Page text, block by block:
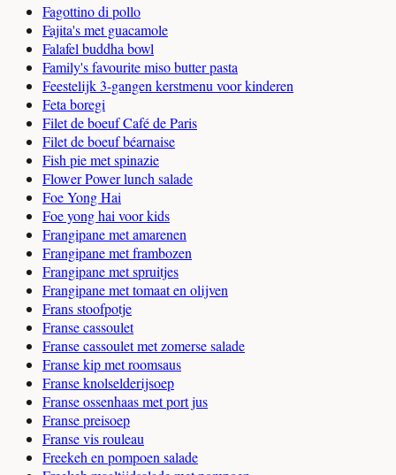
Fagottino di pollo
Fajita's met guacamole
Falafel buddha bowl
Family's favourite miso butter pasta
Feestelijk 3-gangen kerstmenu voor kinderen
Feta boregi
Filet de boeuf Café de Paris
Filet de boeuf béarnaise
Fish pie met spinazie
Flower Power lunch salade
Foe Yong Hai
Foe yong hai voor kids
Frangipane met amarenen
Frangipane met frambozen
Frangipane met spruitjes
Frangipane met tomaat en olijven
Frans stoofpotje
Franse cassoulet
Franse cassoulet met zomerse salade
Franse kip met roomsaus
Franse knolselderijsoep
Franse ossenhaas met port jus
Franse preisoep
Franse vis rouleau
Freekeh en pompoen salade